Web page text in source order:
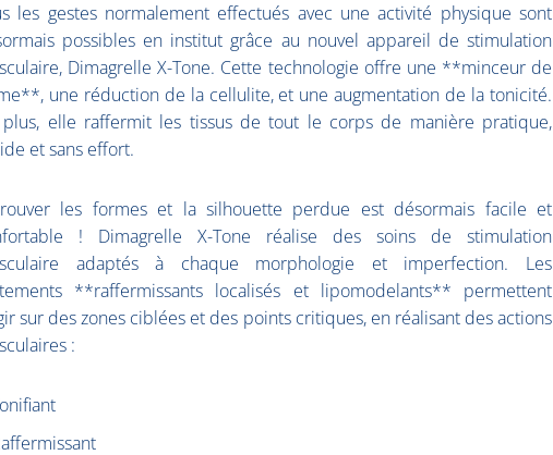
les gestes normalement effectués avec une activité physique sont
possibles en institut grâce au nouvel appareil de stimulation
Dimagrelle X-Tone. Cette technologie offre une **minceur de
une réduction de la cellulite, et une augmentation de la tonicité.
elle raffermit les tissus de tout le corps de manière pratique,
et sans effort.
les formes et la silhouette perdue est désormais facile et
! Dimagrelle X-Tone réalise des soins de stimulation
adaptés à chaque morphologie et imperfection. Les
**raffermissants localisés et lipomodelants** permettent
sur des zones ciblées et des points critiques, en réalisant des actions
: